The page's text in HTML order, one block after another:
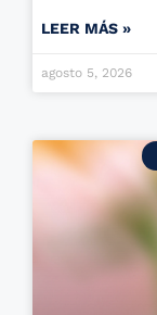
LEER MÁS »
agosto 5, 2026